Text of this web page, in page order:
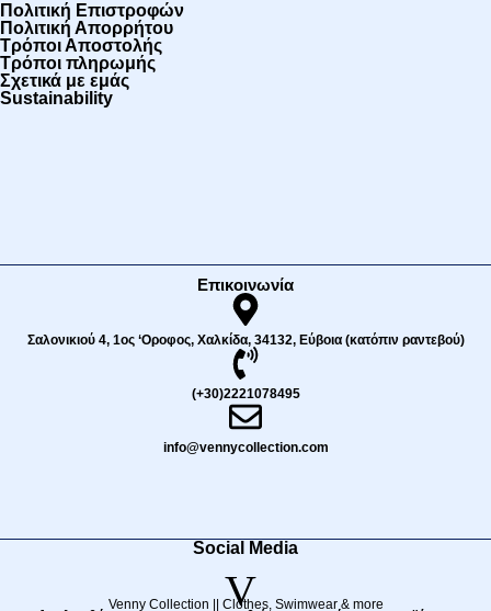
Πολιτική Επιστροφών
Πολιτική Απορρήτου
Τρόποι Αποστολής
Τρόποι πληρωμής
Σχετικά με εμάς
Sustainability
Επικοινωνία
Σαλονικιού 4, 1ος ‘Οροφος, Χαλκίδα, 34132, Εύβοια (κατόπιν ραντεβού)
(+30)2221078495
info@vennycollection.com
Social Media
V
Venny Collection || Clothes, Swimwear & more